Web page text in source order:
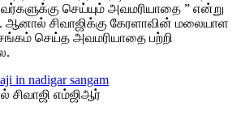
செய்யும் அவமரியாதை ” என்று
ஆனால் சிவாஜிக்கு கேரளாவின் மலையாள
செய்த அவமரியாதை பற்றி
சிவாஜி எம்ஜிஆர்